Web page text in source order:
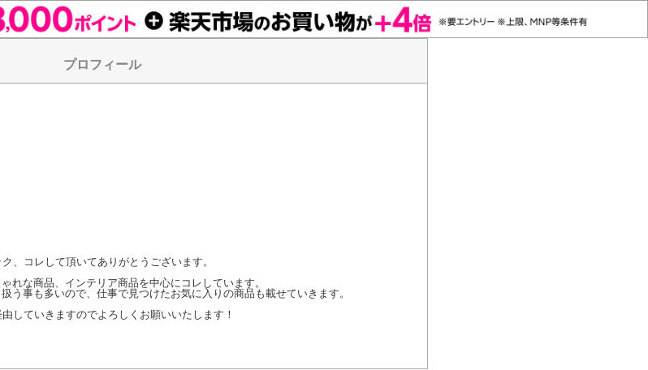
プロフィール
、コレして頂いてありがとうございます。
れな商品、インテリア商品を中心にコレしています。
う事も多いので、仕事で見つけたお気に入りの商品も載せていきます。